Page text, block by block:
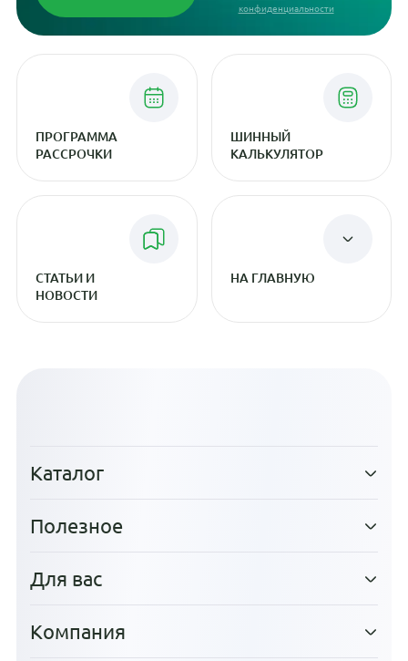
конфиденциальности
ПРОГРАММА
РАССРОЧКИ
ШИННЫЙ
КАЛЬКУЛЯТОР
СТАТЬИ И
НОВОСТИ
НА ГЛАВНУЮ
Каталог
Полезное
Для вас
Компания